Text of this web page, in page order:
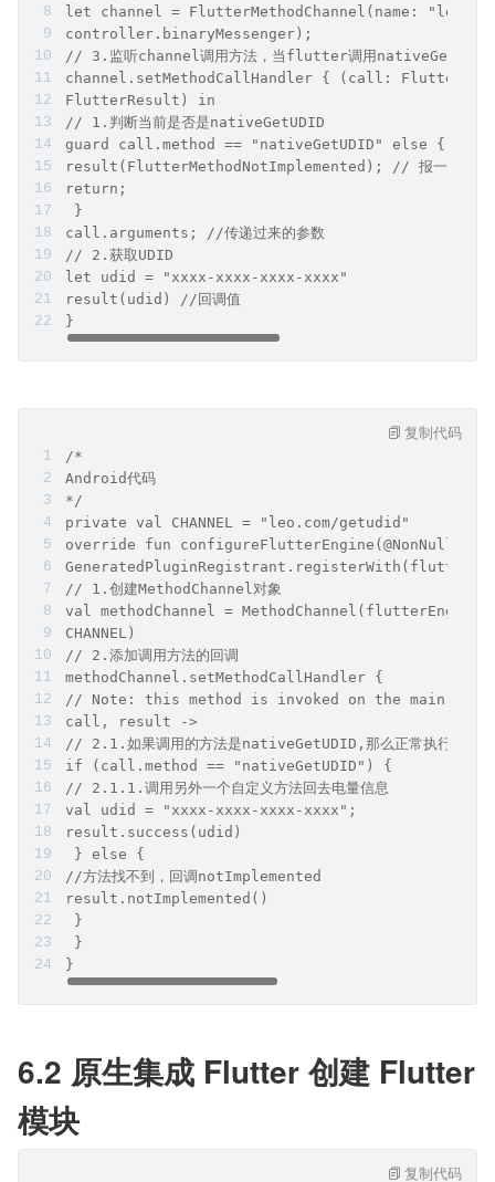
let channel = FlutterMethodChannel(name:
controller.binaryMessenger);
// 3.监听channel调⽤⽅法，当flutter调⽤nativeGetUDID
channel.setMethodCallHandler { (call:
FlutterResult) in
// 1.判断当前是否是nativeGetUDID
guard call.method == "nativeGetUDID" else {
result(FlutterMethodNotImplemented); // 报⼀个没有
return;
}
call.arguments; //传递过来的参数
// 2.获取UDID
let udid = "xxxx-xxxx-xxxx-xxxx"
result(udid) //回调值
}
/*
Android代码
*/
private val CHANNEL = "leo.com/getudid"
override fun configureFlutterEngine(@NonNull
// 1.创建MethodChannel对象
val methodChannel =
CHANNEL)
// 2.添加调⽤⽅法的回调
methodChannel.setMethodCallHandler {
// Note: this method is invoked on the main
call, result ->
// 2.1.如果调⽤的⽅法是nativeGetUDID,那么正常执⾏
if (call.method == "nativeGetUDID") {
// 2.1.1.调⽤另外⼀个⾃定义⽅法回去电量信息
val udid = "xxxx-xxxx-xxxx-xxxx";
result.success(udid)
} else {
//⽅法找不到，回调notImplemented
result.notImplemented()
}
}
}
复制代码
6.2 原⽣集成 Flutter 创建 Flutter
模块
复制代码